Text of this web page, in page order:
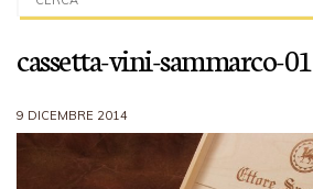
cassetta-vini-sammarco-01
9 DICEMBRE 2014